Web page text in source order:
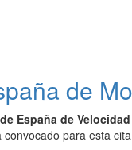
de
España de
para esta